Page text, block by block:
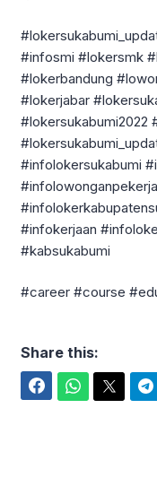
#infosmi #lokersmk
#lokerbandung
#lokerjabar
#lokersukabumi2022
#infolokersukabumi
#infokerjaan
#kabsukabumi
#career #course
Share this: